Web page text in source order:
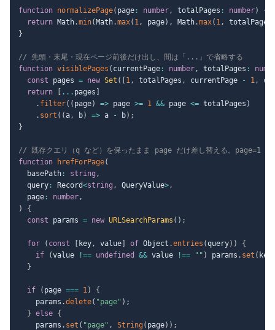
function normalizePage( page : number, totalPages : number)
{
return Math.min( Math.max( 1, page) , Math.max( 1, totalPages
}
// 先頭・末尾・現在ページ前後だけ出し、間は「...」で省略する
function visiblePages ( currentPage : number, totalPages :
const pages = new Set ( 1, totalPages , currentPage - 1,
return
... pages
. filter( ( page) => page >= 1 && page <= totalPages )
. sort ( (a, b) => a - b) ;
}
// 既存クエリ（q など）を保ったまま page だけ差し替える。page=1 は
function
hrefForPage(
  basePath
: string ,
  query
: Record<string , QueryValue>,
  page
: number,
)
{
const params = new URLSearchParams ( ) ;
for ( const key, value of Object .entries (query) )
{
if
(value !== undefined && value !== "" ) params . set ( key
}
if ( page === 1)
{
    params
.delete( "page" ) ;
} else {
    params
. set ( "page" , String ( page) ) ;